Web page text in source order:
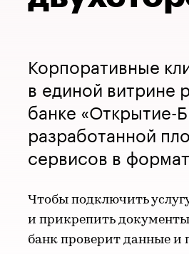
Корпоративные
в единой витрине
банке «Открытие-
разработанной
сервисов в
Чтобы подключить
и прикрепить
банк проверит данные и